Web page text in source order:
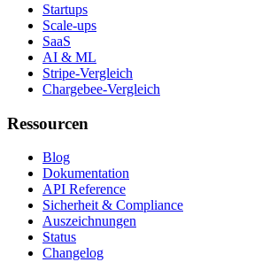
Startups
Scale-ups
SaaS
AI & ML
Stripe-Vergleich
Chargebee-Vergleich
Ressourcen
Blog
Dokumentation
API Reference
Sicherheit & Compliance
Auszeichnungen
Status
Changelog